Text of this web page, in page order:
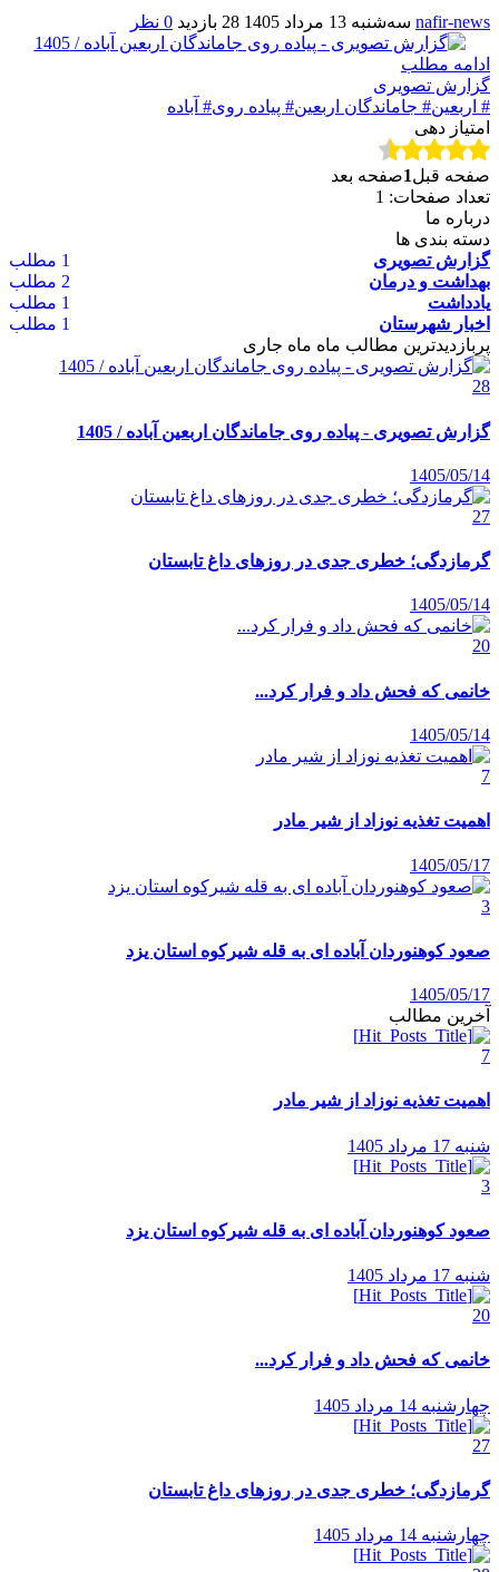
nafir-news سه‌شنبه 13 مرداد 1405 28 بازدید 0 نظر
ادامه مطلب
گزارش تصویری
# اربعین# جاماندگان اربعین# پیاده روی# آباده
امتیاز دهی
صفحه قبل1صفحه بعد
تعداد صفحات: 1
درباره ما
دسته بندی ها
گزارش تصویری
1 مطلب
بهداشت و درمان
2 مطلب
یادداشت
1 مطلب
اخبار شهرستان
1 مطلب
پربازدیدترین مطالب ماه ماه جاری
28
گزارش تصویری - پیاده روی جاماندگان اربعین آباده / 1405
1405/05/14
27
گرمازدگی؛ خطری جدی در روزهای داغ تابستان
1405/05/14
20
خانمی که فحش داد و فرار کرد...
1405/05/14
7
اهمیت تغذیه نوزاد از شیر مادر
1405/05/17
3
صعود کوهنوردان آباده ای به قله شیرکوه استان یزد
1405/05/17
آخرین مطالب
7
اهمیت تغذیه نوزاد از شیر مادر
شنبه 17 مرداد 1405
3
صعود کوهنوردان آباده ای به قله شیرکوه استان یزد
شنبه 17 مرداد 1405
20
خانمی که فحش داد و فرار کرد...
چهارشنبه 14 مرداد 1405
27
گرمازدگی؛ خطری جدی در روزهای داغ تابستان
چهارشنبه 14 مرداد 1405